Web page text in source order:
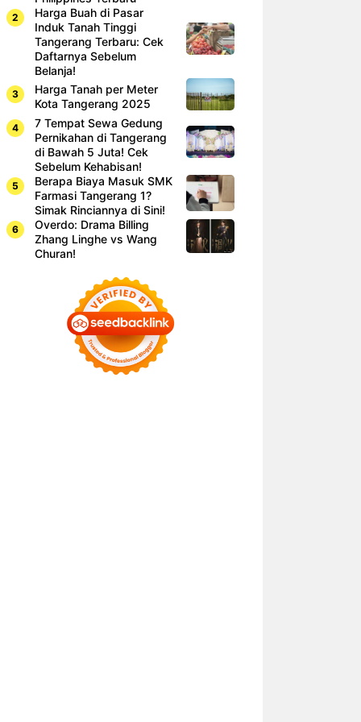
Harga Buah di Pasar
Induk Tanah Tinggi
Tangerang Terbaru: Cek
Daftarnya Sebelum
Belanja!
Harga Tanah per Meter
Kota Tangerang 2025
7 Tempat Sewa Gedung
Pernikahan di Tangerang
di Bawah 5 Juta! Cek
Sebelum Kehabisan!
Berapa Biaya Masuk SMK
Farmasi Tangerang 1?
Simak Rinciannya di Sini!
Overdo: Drama Billing
Zhang Linghe vs Wang
Churan!